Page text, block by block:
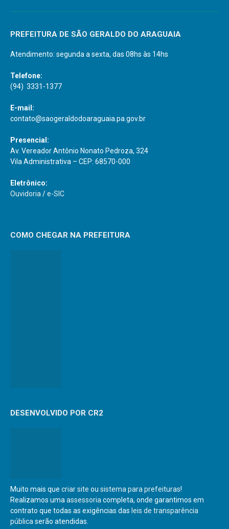
PREFEITURA DE SÃO GERALDO DO ARAGUAIA
Atendimento: segunda a sexta, das 08hs às 14hs
Telefone:
(94) 3331-1377
E-mail:
contato@saogeraldodoaraguaia.pa.gov.br
Presencial:
Av. Vereador Antônio Nonato Pedroza, 324
Vila Administrativa – CEP: 68570-000
Eletrônico:
Ouvidoria /e-SIC
COMO CHEGAR NA PREFEITURA
DESENVOLVIDO POR CR2
Muito mais que criar site ou sistema para prefeituras!
Realizamos uma assessoria completa, onde garantimos em
contrato que todas as exigências das leis de transparência
pública serão atendidas.